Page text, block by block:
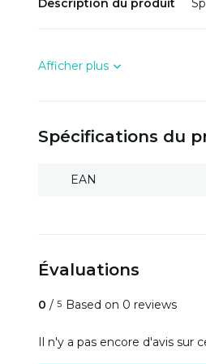
Description du produit
Afficher plus
Spécifications du
EAN
Évaluations
0 / 5 Based on 0 reviews
Il n'y a pas encore d'avis sur